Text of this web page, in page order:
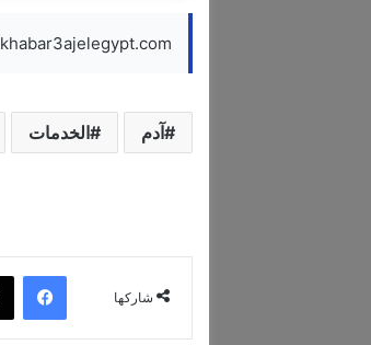
khabar3ajelegypt.com — آدم حموري بين قطاع الخدمات والمال
آدم الخدمات
شاركها
فيسبوك